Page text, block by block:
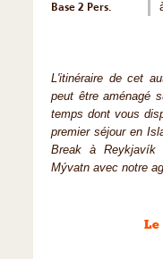
Base 2 Pers.
L'itinéraire de cet
peut être aménagé
temps dont vous
premier séjour en
Break à
Mývatn avec notre
Le